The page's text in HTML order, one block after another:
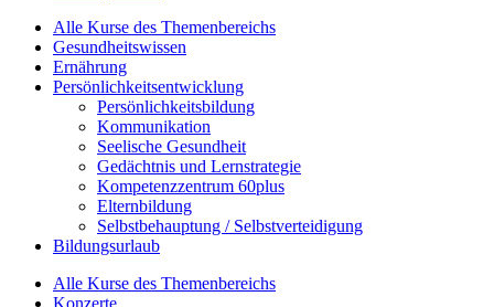
Alle Kurse des Themenbereichs
Gesundheitswissen
Ernährung
Persönlichkeitsentwicklung
Persönlichkeitsbildung
Kommunikation
Seelische Gesundheit
Gedächtnis und Lernstrategie
Kompetenzzentrum 60plus
Elternbildung
Selbstbehauptung / Selbstverteidigung
Bildungsurlaub
Alle Kurse des Themenbereichs
Konzerte